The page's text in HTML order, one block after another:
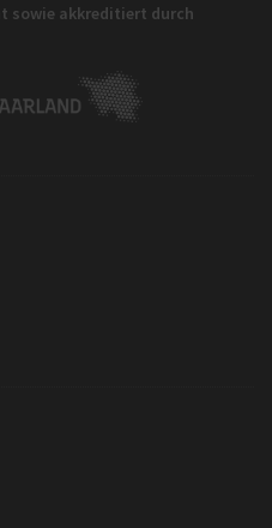
sowie akkreditiert durch